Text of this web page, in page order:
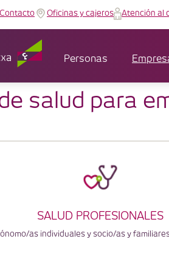
Contacto Oficinas y cajeros Atención al
Personas
salud para
SALUD PROFESIONALES
as individuales y socio/as y